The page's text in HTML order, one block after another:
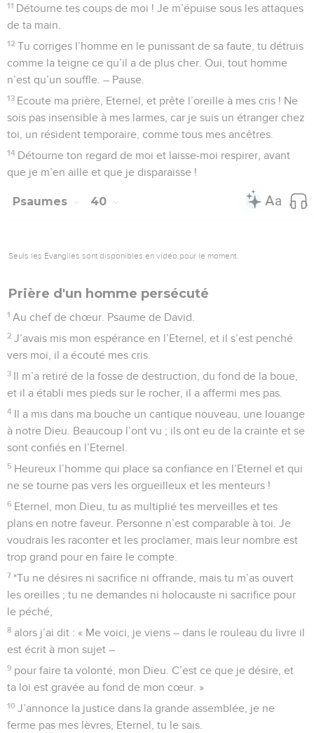
pas dans ta fureur,
3 car tes flèches m’ont atteint, et ta main a pesé lourdement
sur moi.
4 Il n’y a plus rien d’intact dans mon corps à cause de ta
colère, il n’y a plus rien de sain dans mes os à cause de mon
péché,
5 car mes fautes s’élèvent au-dessus de ma tête ; pareilles à
un lourd fardeau, elles sont trop pesantes pour moi.
Mes plaies sont infectes et purulentes à cause de ma folie.
marche dans la tristesse,
9 Je suis sans force, entièrement brisé ; le trouble de mon
10 Seigneur, tu connais tous mes désirs, et mes soupirs ne te
sont pas cachés.
11
Mon cœur est agité, ma force m’abandonne, même la
lumière de mes yeux disparaît.
12
Mes amis, mes compagnons, reculent devant ma plaie,
mes proches se tiennent à l’écart !
13
Ceux qui en veulent à ma vie tendent leurs pièges, ceux
qui cherchent mon malheur disent des méchancetés et
méditent toute la journée des tromperies.
14
Mais moi, pareil à un sourd, je n’entends pas ; je suis
comme un muet : je n’ouvre pas la bouche.
15
Je suis pareil à un homme qui n’entend pas et qui
n’oppose aucune réplique.
16 Eternel, c’est en toi que j’espère ; tu répondras, Seigneur,
mon Dieu,
17 car j’ai dit : « Ne permets pas qu’ils se réjouissent à mon
sujet, qu’ils s’attaquent à moi quand mon pied trébuche ! »
18 Je suis près de tomber, et ma douleur est toujours
présente.
19 Oui, je reconnais ma faute, je suis dans la crainte à cause
de mon péché.
20 Cependant mes ennemis sont pleins de vie, pleins de
force ; ceux qui me détestent sans raison sont nombreux.
21 Ils me rendent le mal pour le bien, ils sont mes adversaires